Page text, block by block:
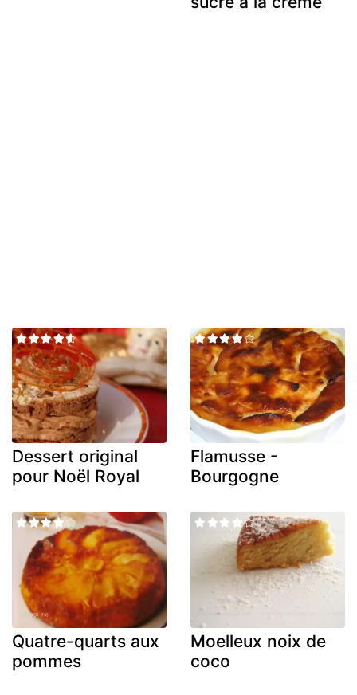
Dessert original
pour Noël Royal
Flamusse -
Bourgogne
Quatre-quarts aux
pommes
Moelleux noix de
coco